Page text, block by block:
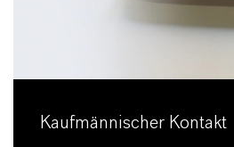
Kaufmännischer Kontakt